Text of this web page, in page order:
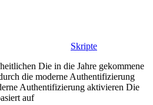
Skripte
Die in die Jahre gekommene
die moderne Authentifizierung
Authentifizierung aktivieren Die
auf